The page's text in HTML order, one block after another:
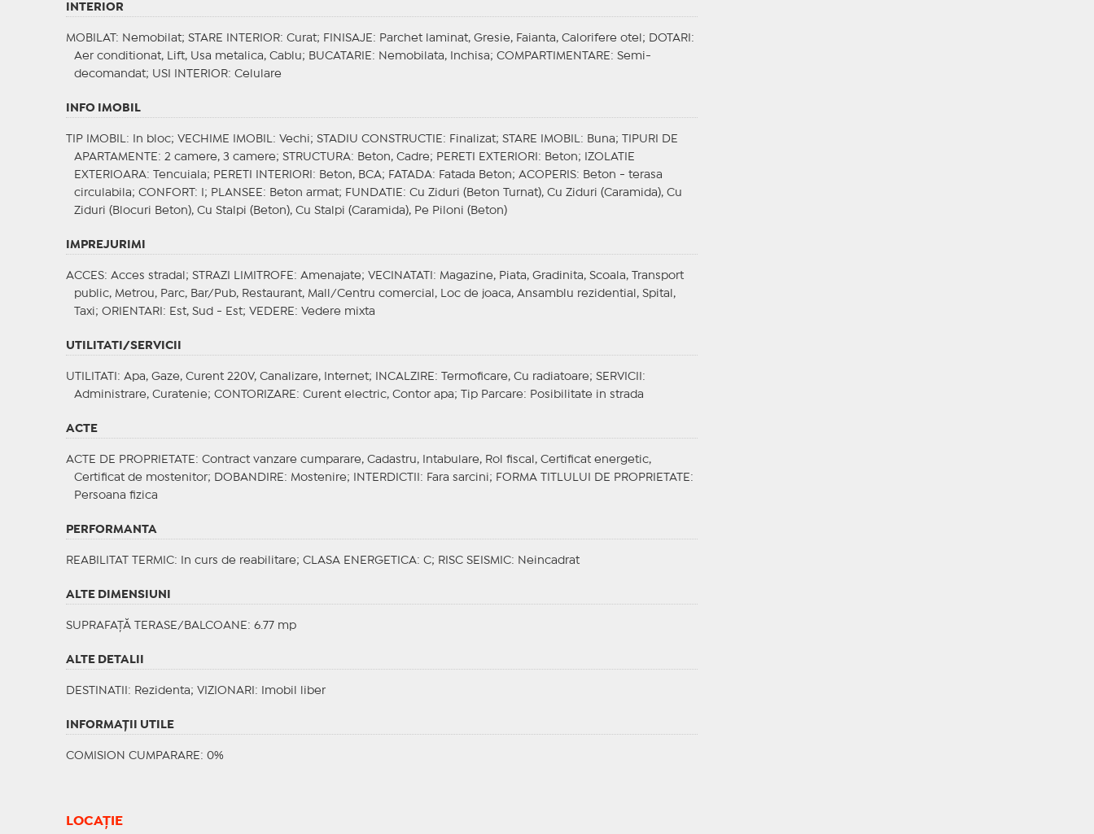
INTERIOR
MOBILAT : Nemobilat; STARE INTERIOR: Curat; FINISAJE : Parchet laminat, Gresie, Faianta, Calorifere otel; DOTARI :
Aer conditionat, Lift, Usa metalica, Cablu; BUCATARIE : Nemobilata, Inchisa; COMPARTIMENTARE : Semi-
decomandat; USI INTERIOR: Celulare
INFO IMOBIL
TIP IMOBIL : In bloc; VECHIME IMOBIL : Vechi; STADIU CONSTRUCTIE : Finalizat; STARE IMOBIL : Buna;
TIPURI DE
APARTAMENTE : 2 camere, 3 camere; STRUCTURA: Beton, Cadre; PERETI EXTERIORI : Beton;
IZOLATIE
EXTERIOARA: Tencuiala; PERETI INTERIORI : Beton, BCA; FATADA: Fatada Beton; ACOPERIS: Beton - terasa
circulabila; CONFORT : I; PLANSEE : Beton armat; FUNDATIE : Cu Ziduri (Beton Turnat), Cu Ziduri (Caramida), Cu
Ziduri (Blocuri Beton), Cu Stalpi (Beton), Cu Stalpi (Caramida), Pe Piloni (Beton)
IMPREJURIMI
ACCES: Acces stradal; STRAZI LIMITROFE : Amenajate; VECINATATI
: Magazine, Piata, Gradinita, Scoala, Transport
public, Metrou, Parc, Bar/Pub, Restaurant, Mall/Centru comercial, Loc de joaca, Ansamblu rezidential, Spital,
Taxi; ORIENTARI : Est, Sud - Est; VEDERE : Vedere mixta
UTILITATI/SERVICII
UTILITATI : Apa, Gaze, Curent 220V, Canalizare, Internet; INCALZIRE : Termoficare, Cu radiatoare; SERVICII
:
Administrare, Curatenie; CONTORIZARE : Curent electric, Contor apa; Tip Parcare: Posibilitate in strada
ACTE
ACTE DE PROPRIETATE : Contract vanzare cumparare, Cadastru, Intabulare, Rol fiscal, Certificat energetic,
Certificat de mostenitor;
DOBANDIRE : Mostenire; INTERDICTII : Fara sarcini; FORMA TITLULUI DE PROPRIETATE :
Persoana fizica
PERFORMANTA
REABILITAT TERMIC: In curs de reabilitare; CLASA ENERGETICA: C; RISC SEISMIC: Neincadrat
ALTE DIMENSIUNI
SUPRAFAȚĂ TERASE/BALCOANE: 6.77 mp
ALTE DETALII
DESTINATII : Rezidenta; VIZIONARI : Imobil liber
INFORMAŢII UTILE
COMISION CUMPARARE: 0%
LOCAȚIE